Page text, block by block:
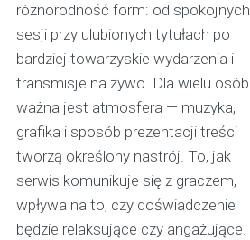
różnorodność form: od spokojnych
sesji przy ulubionych tytułach po
bardziej towarzyskie wydarzenia i
transmisje na żywo. Dla wielu osób
ważna jest atmosfera — muzyka,
grafika i sposób prezentacji treści
tworzą określony nastrój. To, jak
serwis komunikuje się z graczem,
wpływa na to, czy doświadczenie
będzie relaksujące czy angażujące.